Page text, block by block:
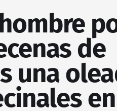
de
una